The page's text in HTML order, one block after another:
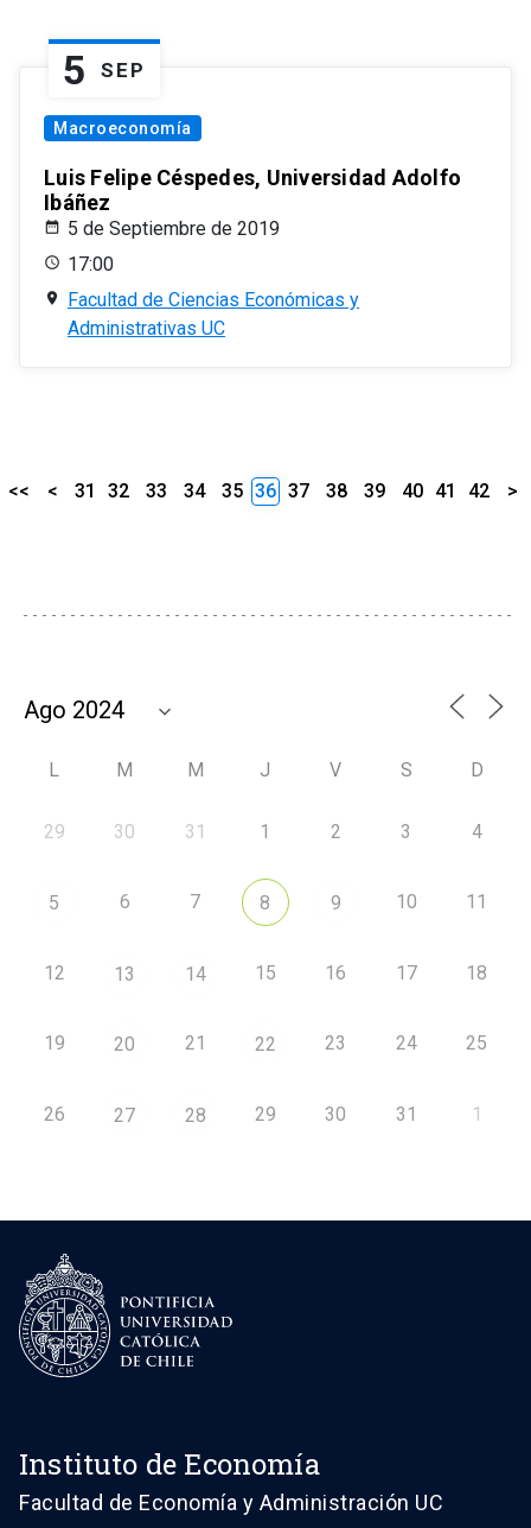
5 SEP
Macroeconomía
Luis Felipe Céspedes, Universidad Adolfo
Ibáñez
5 de Septiembre de 2019
17:00
Facultad de Ciencias Económicas y
Administrativas UC
<< < 31 32 33 34 35 36 37 38 39 40 41 42 >
L M M J V S D
29 30 31 1 2 3 4
5 6 7 8 9 10 11
12 13 14 15 16 17 18
19 20 21 22 23 24 25
26 27 28 29 30 31 1
Instituto de Economía
Facultad de Economía y Administración UC